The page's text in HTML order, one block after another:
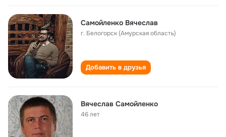
Самойленко Вячеслав
г. Белогорск (Амурская область)
Добавить в друзья
Вячеслав Самойленко
46 лет